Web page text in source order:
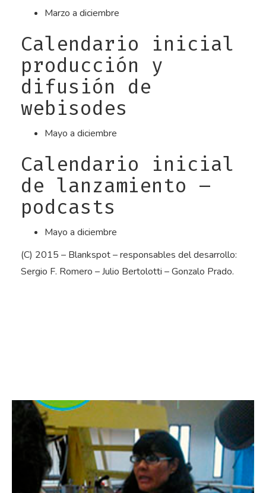
Marzo a diciembre
Calendario inicial
producción y
difusión de
webisodes
Mayo a diciembre
Calendario inicial
de lanzamiento –
podcasts
Mayo a diciembre
(C) 2015 – Blankspot – responsables del desarrollo:
Sergio F. Romero – Julio Bertolotti – Gonzalo Prado.